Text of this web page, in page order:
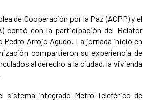
de Cooperación por la Paz (ACPP) y el
contó con la participación del Relator
Pedro Arrojo Agudo. La jornada inició en
compartieron su experiencia de
al derecho a la ciudad, la vivienda
sistema integrado Metro-Teleférico de